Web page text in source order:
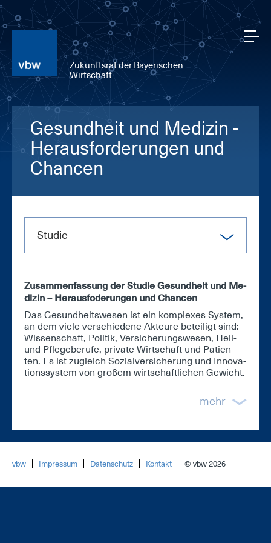
Zukunftsrat der Bayerischen
Wirtschaft
Gesundheit und Medizin -
Herausforderungen und
Chancen
Stu­die
Zu­sam­men­fas­sung der Stu­die Ge­sund­heit und Me­
di­zin – Her­aus­fo­de­run­gen und Chan­cen
Das Ge­sund­heits­we­sen ist ein kom­ple­xes Sys­tem,
an dem vie­le ver­schie­de­ne Ak­teu­re be­tei­ligt sind:
Wis­sen­schaft, Po­li­tik, Ver­si­che­rungs­we­sen, Heil-
und Pfle­ge­be­ru­fe, pri­va­te Wirt­schaft und Pa­ti­en­
ten. Es ist zu­gleich So­zi­al­ver­si­che­rung und In­no­va­
ti­ons­sys­tem von gro­ßem wirt­schaft­li­chen Ge­wicht.
mehr
vbw Impressum Datenschutz Kontakt © vbw 2026